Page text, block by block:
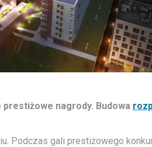
nagrody. Budowa
Podczas gali prestiżowego